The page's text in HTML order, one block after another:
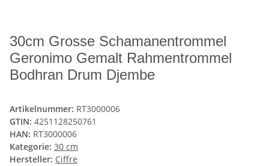
30cm Grosse Schamanentrommel
Geronimo Gemalt Rahmentrommel
Bodhran Drum Djembe
Artikelnummer: RT3000006
GTIN: 4251128250761
HAN: RT3000006
Kategorie: 30 cm
Hersteller: Ciffre